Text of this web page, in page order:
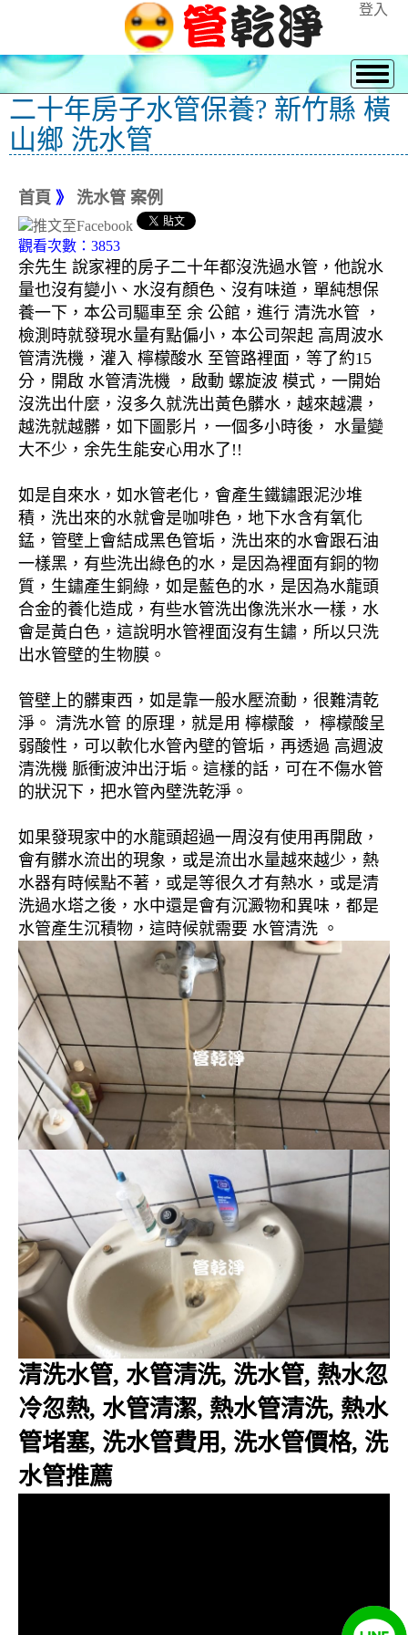
登入
二十年房子水管保養? 新竹縣 橫
山鄉 洗水管
首頁 》 洗水管 案例
觀看次數：3853
余先生 說家裡的房子二十年都沒洗過水管，他說水
量也沒有變小、水沒有顏色、沒有味道，單純想保
養一下，本公司驅車至 余 公館，進行 清洗水管 ，
檢測時就發現水量有點偏小，本公司架起 高周波水
管清洗機，灌入 檸檬酸水 至管路裡面，等了約15
分，開啟 水管清洗機 ，啟動 螺旋波 模式，一開始
沒洗出什麼，沒多久就洗出黃色髒水，越來越濃，
越洗就越髒，如下圖影片，一個多小時後， 水量變
大不少，余先生能安心用水了!!
如是自來水，如水管老化，會產生鐵鏽跟泥沙堆
積，洗出來的水就會是咖啡色，地下水含有氧化
錳，管壁上會結成黑色管垢，洗出來的水會跟石油
一樣黑，有些洗出綠色的水，是因為裡面有銅的物
質，生鏽產生銅綠，如是藍色的水，是因為水龍頭
合金的養化造成，有些水管洗出像洗米水一樣，水
會是黃白色，這說明水管裡面沒有生鏽，所以只洗
出水管壁的生物膜。
管壁上的髒東西，如是靠一般水壓流動，很難清乾
淨。 清洗水管 的原理，就是用 檸檬酸 ， 檸檬酸呈
弱酸性，可以軟化水管內壁的管垢，再透過 高週波
清洗機 脈衝波沖出汙垢。這樣的話，可在不傷水管
的狀況下，把水管內壁洗乾淨。
如果發現家中的水龍頭超過一周沒有使用再開啟，
會有髒水流出的現象，或是流出水量越來越少，熱
水器有時候點不著，或是等很久才有熱水，或是清
洗過水塔之後，水中還是會有沉澱物和異味，都是
水管產生沉積物，這時候就需要 水管清洗 。
清洗水管, 水管清洗, 洗水管, 熱水忽
冷忽熱, 水管清潔, 熱水管清洗, 熱水
管堵塞, 洗水管費用, 洗水管價格, 洗
水管推薦